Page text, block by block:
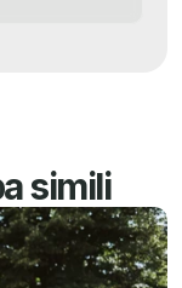
simili